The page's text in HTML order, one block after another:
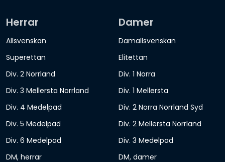
Herrar
Allsvenskan
Superettan
Div. 2 Norrland
Div. 3 Mellersta Norrland
Div. 4 Medelpad
Div. 5 Medelpad
Div. 6 Medelpad
DM, herrar
Damer
Damallsvenskan
Elitettan
Div. 1 Norra
Div. 1 Mellersta
Div. 2 Norra Norrland Syd
Div. 2 Mellersta Norrland
Div. 3 Medelpad
DM, damer